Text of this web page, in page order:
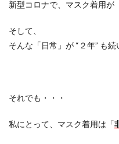
新型コロナで、マスク着用が
そして、
そんな「日常」が “ ２年” も続
それでも・・・
私にとって、マスク着用は「